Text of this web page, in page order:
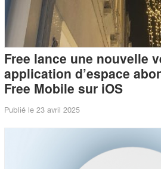
Free lance une nouvelle
application d’espace
Free Mobile sur iOS
Publié le 23 avril 2025